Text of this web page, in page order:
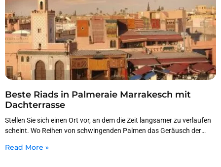
Beste Riads in Palmeraie Marrakesch mit
Dachterrasse
Stellen Sie sich einen Ort vor, an dem die Zeit langsamer zu verlaufen
scheint. Wo Reihen von schwingenden Palmen das Geräusch der
Read More »